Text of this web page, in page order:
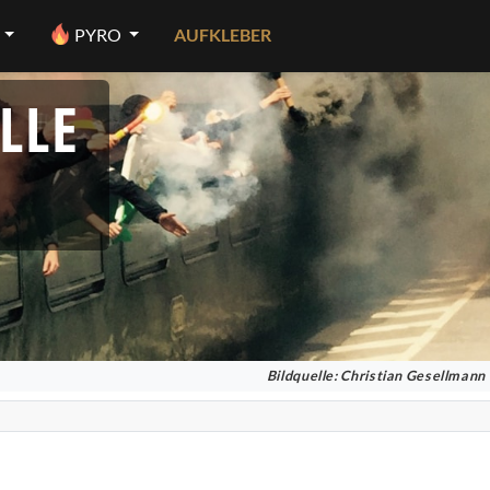
PYRO AUFKLEBER
Bildquelle: Christian Gesellmann